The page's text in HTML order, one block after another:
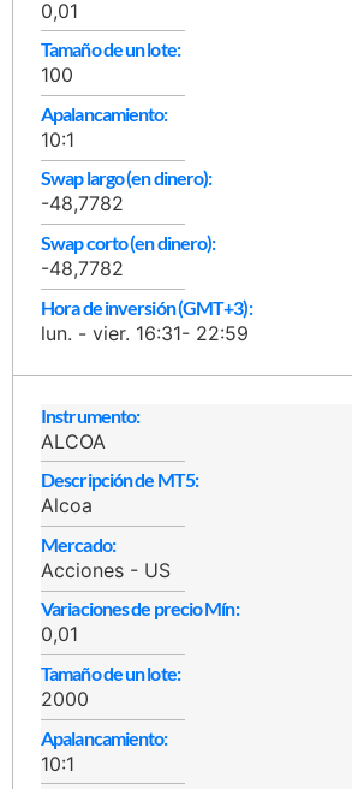
0,01
Tamaño de un lote:
100
Apalancamiento:
10:1
Swap largo (en dinero):
-48,7782
Swap corto (en dinero):
-48,7782
Hora de inversión (GMT+3):
lun. - vier. 16:31- 22:59
Instrumento:
ALCOA
Descripción de MT5:
Alcoa
Mercado:
Acciones - US
Variaciones de precio Mín:
0,01
Tamaño de un lote:
2000
Apalancamiento:
10:1